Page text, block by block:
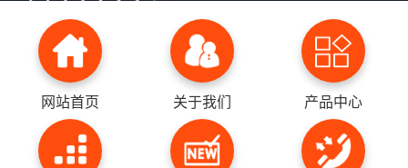
网站首页 关于我们 产品中心